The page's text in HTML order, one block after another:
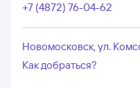
+7 (4872) 76-04-62
Новомосковск, ул.
Как добраться?